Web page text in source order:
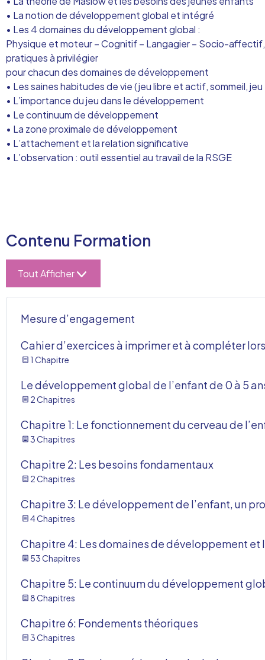
• La notion de développement global et intégré
• Les 4 domaines du développement global :
Physique et moteur – Cognitif – Langagier – Socio-affectif,
pratiques à privilégier
pour chacun des domaines de développement
• Les saines habitudes de vie (jeu libre et actif, sommeil,
• L’importance du jeu dans le développement
• Le continuum de développement
• La zone proximale de développement
• L’attachement et la relation significative
• L’observation : outil essentiel au travail de la RSGE
Contenu Formation
Tout Afficher
Mesure d’engagement
Cahier d’exercices à imprimer et à compléter
1 Chapitre
Le développement global de l’enfant de 0 à 5
2 Chapitres
Chapitre 1: Le fonctionnement du cerveau de
3 Chapitres
Chapitre 2: Les besoins fondamentaux
2 Chapitres
Chapitre 3: Le développement de l’enfant, un
4 Chapitres
Chapitre 4: Les domaines de développement et
53 Chapitres
Chapitre 5: Le continuum du développement
8 Chapitres
Chapitre 6: Fondements théoriques
3 Chapitres